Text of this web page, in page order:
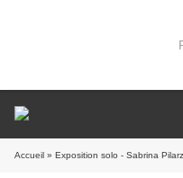
Accueil » Exposition solo - Sabrina Pilarz à